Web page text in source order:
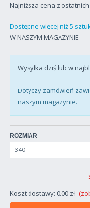
Najniższa cena z
Dostępne więcej niż 5
W NASZYM MAGAZYNIE
Wysyłka dziś lub w
Dotyczy zamówień
naszym magazynie.
ROZMIAR
Koszt dostawy: 0.00 zł